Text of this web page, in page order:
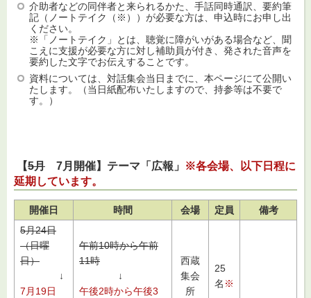
介助者などの同伴者と来られるかた、手話同時通訳、要約筆
記（ノートテイク（※））が必要な方は、申込時にお申し出
ください。
※「ノートテイク」とは、聴覚に障がいがある場合など、聞
こえに支援が必要な方に対し補助員が付き、発された音声を
要約した文字でお伝えすることです。
資料については、対話集会当日までに、本ページにて公開い
たします。（当日紙配布いたしますので、持参等は不要で
す。）
【5月 7月開催】テーマ「広報」
※各会場、以下日程に
延期しています。
開催日 時間 会場 定員
備考
5月24日
（日曜
日）
↓
7月19日
午前10時から午前
11時
↓
午後2時から午後3
西蔵
集会
所
25
名 ※